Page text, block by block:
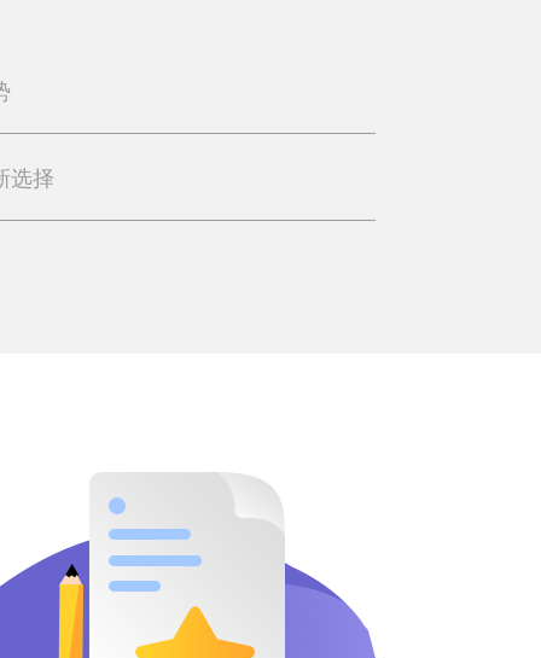
选择